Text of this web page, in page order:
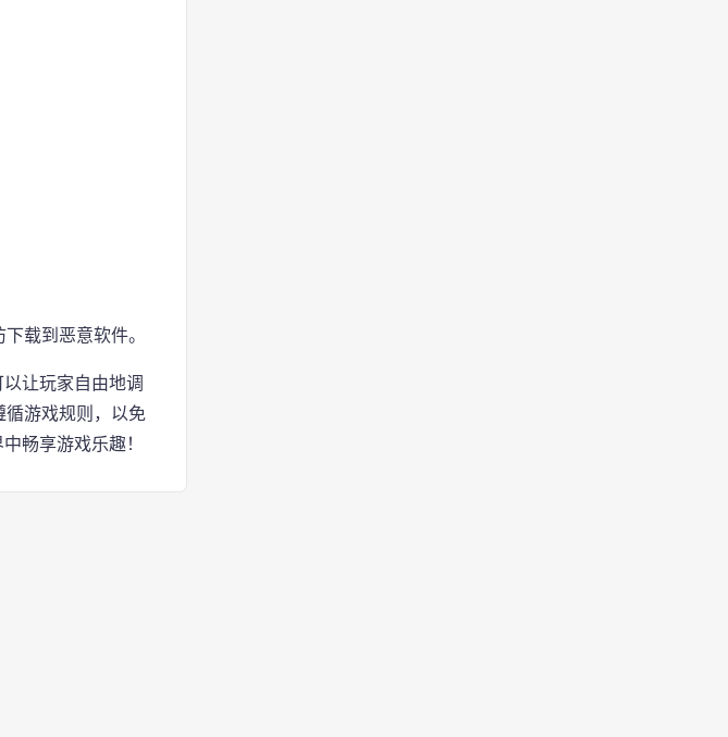
载到恶意软件。
让玩家自由地调
循游戏规则，以免
畅享游戏乐趣！